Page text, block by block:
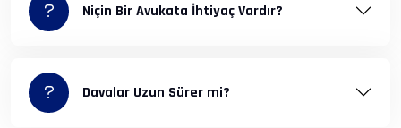
Niçin Bir Avukata İhtiyaç Vardır?
Davalar Uzun Sürer mi?